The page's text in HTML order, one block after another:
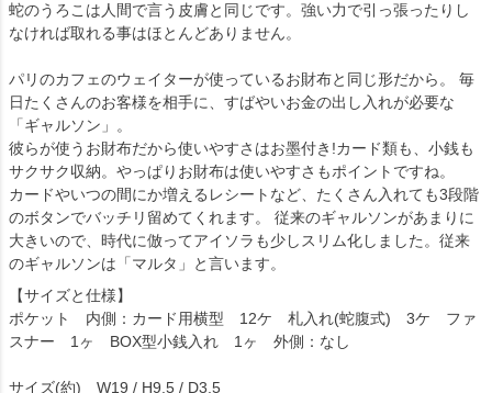
蛇のうろこは人間で言う皮膚と同じです。強い力で引っ張ったりし
なければ取れる事はほとんどありません。
パリのカフェのウェイターが使っているお財布と同じ形だから。 毎
日たくさんのお客様を相手に、すばやいお金の出し入れが必要な
「ギャルソン」。
彼らが使うお財布だから使いやすさはお墨付き!カード類も、小銭も
サクサク収納。やっぱりお財布は使いやすさもポイントですね。
カードやいつの間にか増えるレシートなど、たくさん入れても3段階
のボタンでバッチリ留めてくれます。 従来のギャルソンがあまりに
大きいので、時代に倣ってアイソラも少しスリム化しました。従来
のギャルソンは「マルタ」と言います。
【サイズと仕様】
ポケット 内側：カード用横型 12ケ 札入れ(蛇腹式) 3ケ ファ
スナー 1ヶ BOX型小銭入れ 1ヶ 外側：なし
サイズ(約) W19 / H9.5 / D3.5